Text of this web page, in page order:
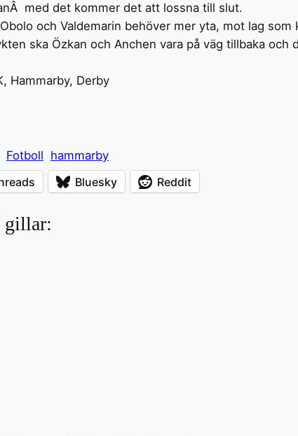
med det kommer det att lossna till slut.
och Valdemarin behöver mer yta, mot lag
ska Özkan och Anchen vara på väg tillbaka och
Hammarby, Derby
Fotboll hammarby
Bluesky Reddit
gillar: